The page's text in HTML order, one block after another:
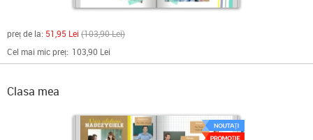
preț de la: 51,95 Lei 103,90 Lei
Cel mai mic preț: 103,90 Lei
Clasa mea